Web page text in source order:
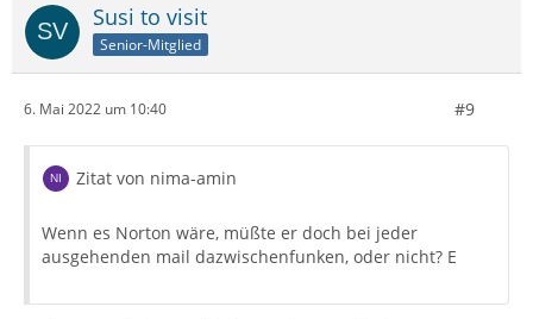
Susi to visit
Senior-Mitglied
6. Mai 2022 um 10:40 #9
Zitat von nima-amin
Wenn es Norton wäre, müßte er doch bei jeder
ausgehenden mail dazwischenfunken, oder nicht? E